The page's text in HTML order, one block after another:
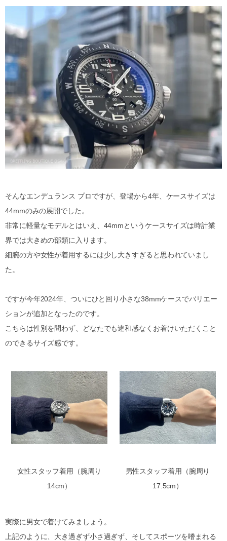
そんなエンデュランス プロですが、登場から4年、ケースサイズは
44mmのみの展開でした。
非常に軽量なモデルとはいえ、44mmというケースサイズは時計業
界では大きめの部類に入ります。
細腕の方や女性が着用するには少し大きすぎると思われていまし
た。
ですが今年2024年、ついにひと回り小さな38mmケースでバリエー
ションが追加となったのです。
こちらは性別を問わず、どなたでも違和感なくお着けいただくこと
のできるサイズ感です。
女性スタッフ着用（腕周り
14cm）
男性スタッフ着用（腕周り
17.5cm）
実際に男女で着けてみましょう。
上記のように、大き過ぎず小さ過ぎず、そしてスポーツを嗜まれる